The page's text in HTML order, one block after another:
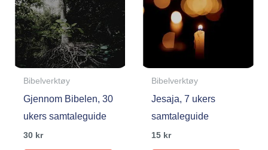
Bibelverktøy
Gjennom Bibelen, 30
ukers samtaleguide
30 kr
Bibelverktøy
Jesaja, 7 ukers
samtaleguide
15 kr